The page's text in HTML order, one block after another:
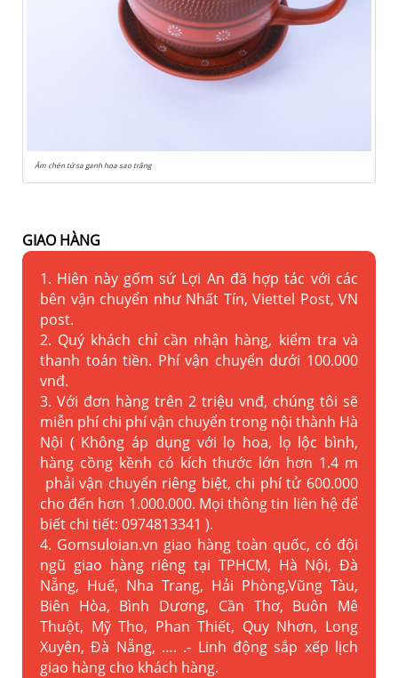
Ấm chén tử sa ganh hoa sao trắng
GIAO HÀNG
1. Hiên này gốm sứ Lợi An đã hợp tác với các
bên vận chuyển như Nhất Tín, Viettel Post, VN
post.
2. Quý khách chỉ cần nhận hàng, kiểm tra và
thanh toán tiền. Phí vận chuyển dưới 100.000
vnđ.
3. Với đơn hàng trên 2 triệu vnđ, chúng tôi sẽ
miễn phí chi phí vận chuyển trong nội thành Hà
Nội ( Không áp dụng với lọ hoa, lọ lộc bình,
hàng cồng kềnh có kích thước lớn hơn 1.4 m
phải vận chuyển riêng biệt, chi phí tử 600.000
cho đến hơn 1.000.000. Mọi thông tin liên hệ để
biết chi tiết: 0974813341 ).
4. Gomsuloian.vn giao hàng toàn quốc, có đội
ngũ giao hàng riêng tại TPHCM, Hà Nội, Đà
Nẵng, Huế, Nha Trang, Hải Phòng,Vũng Tàu,
Biên Hòa, Bình Dương, Cần Thơ, Buôn Mê
Thuột, Mỹ Tho, Phan Thiết, Quy Nhơn, Long
Xuyên, Đà Nẵng, …. .- Linh động sắp xếp lịch
giao hàng cho khách hàng.